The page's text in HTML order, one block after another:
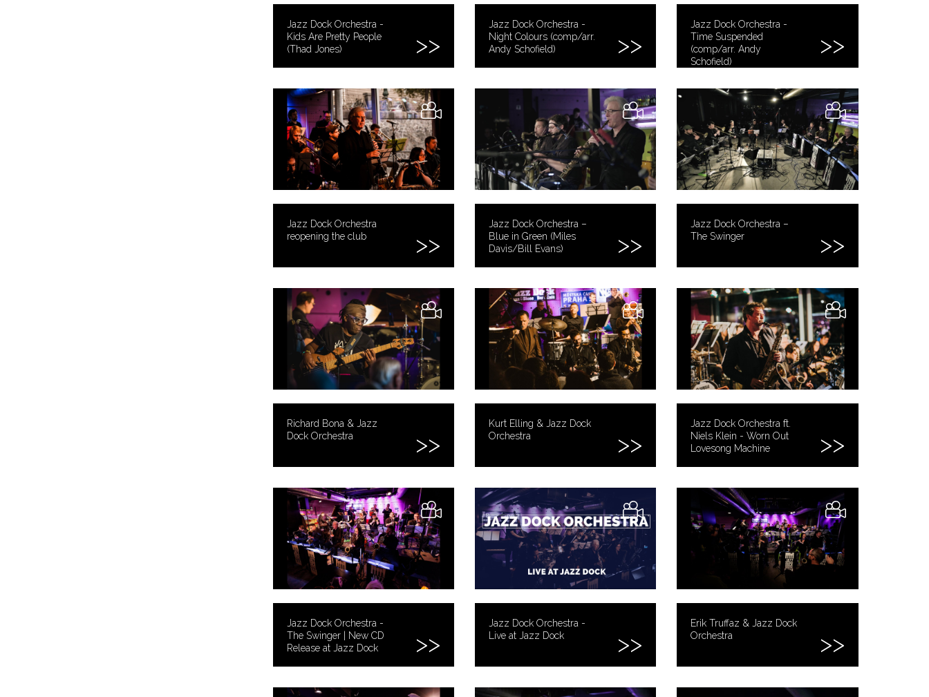
Jazz Dock Orchestra -
Kids Are Pretty People
(Thad Jones)
Jazz Dock Orchestra -
Night Colours (comp/arr.
Andy Schofield)
Jazz Dock Orchestra -
Time Suspended
(comp/arr. Andy
Schofield)
Jazz Dock Orchestra
reopening the club
Jazz Dock Orchestra –
Blue in Green (Miles
Davis/Bill Evans)
Jazz Dock Orchestra –
The Swinger
Richard Bona & Jazz
Dock Orchestra
Kurt Elling & Jazz Dock
Orchestra
Jazz Dock Orchestra ft.
Niels Klein - Worn Out
Lovesong Machine
Jazz Dock Orchestra -
The Swinger | New CD
Release at Jazz Dock
Jazz Dock Orchestra -
Live at Jazz Dock
Erik Truffaz & Jazz Dock
Orchestra